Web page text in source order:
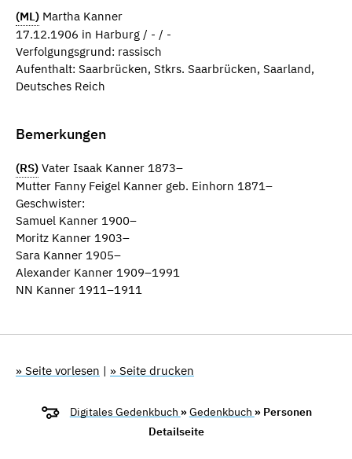
(ML) Martha Kanner
17.12.1906 in Harburg / - / -
Verfolgungsgrund: rassisch
Aufenthalt: Saarbrücken, Stkrs. Saarbrücken, Saarland,
Deutsches Reich
Bemerkungen
(RS) Vater Isaak Kanner 1873–
Mutter Fanny Feigel Kanner geb. Einhorn 1871–
Geschwister:
Samuel Kanner 1900–
Moritz Kanner 1903–
Sara Kanner 1905–
Alexander Kanner 1909–1991
NN Kanner 1911–1911
» Seite vorlesen | » Seite drucken
Digitales Gedenkbuch »Gedenkbuch » Personen
Detailseite